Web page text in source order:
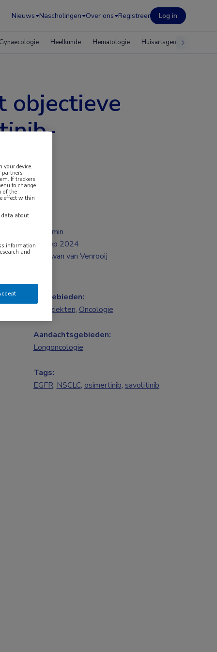
Nieuws Nascholingen Over ons Registreer Log in
Heelkunde Hematologie Huisartsgeneeskunde
objectieve
2 min
sep 2024
Twan van Venrooij
Vakgebieden:
Longziekten, Oncologie
Aandachtsgebieden:
Longoncologie
Tags:
EGFR, NSCLC, osimertinib, savolitinib
device.
partners
If trackers
to change
of the
effect within
data about
information
and